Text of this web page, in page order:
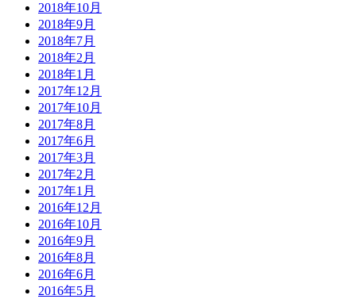
2018年10月
2018年9月
2018年7月
2018年2月
2018年1月
2017年12月
2017年10月
2017年8月
2017年6月
2017年3月
2017年2月
2017年1月
2016年12月
2016年10月
2016年9月
2016年8月
2016年6月
2016年5月